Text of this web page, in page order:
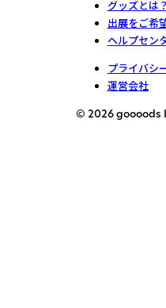
グッズとは？
出展をご希
ヘルプセン
プライバシ
運営会社
© 2026 goooods